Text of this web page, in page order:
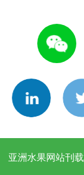
亚洲水果网站刊